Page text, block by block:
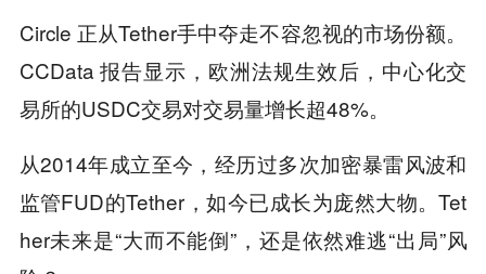
Circle 正从Tether手中夺走不容忽视的市场份额。
CCData 报告显示，欧洲法规生效后，中心化交
易所的USDC交易对交易量增长超48%。
从2014年成立至今，经历过多次加密暴雷风波和
监管FUD的Tether，如今已成长为庞然大物。Tet
her未来是“大而不能倒”，还是依然难逃“出局”风